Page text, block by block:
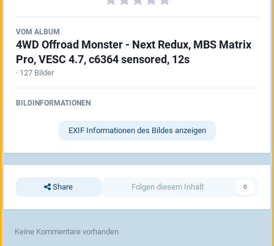
VOM ALBUM
4WD Offroad Monster - Next Redux, MBS Matrix
Pro, VESC 4.7, c6364 sensored, 12s
· 127 Bilder
BILDINFORMATIONEN
EXIF Informationen des Bildes anzeigen
Share Folgen diesem Inhalt 0
Keine Kommentare vorhanden